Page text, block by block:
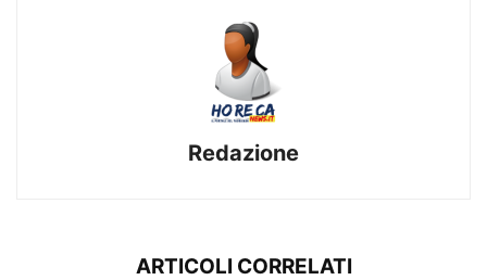
Redazione
ARTICOLI CORRELATI